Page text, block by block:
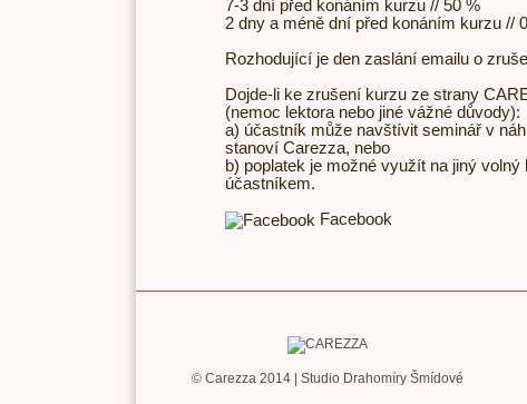
7-3 dní před konáním kurzu // 50 %
2 dny a méně dní před konáním kurzu //
Rozhodující je den zaslání emailu o
Dojde-li ke zrušení kurzu ze strany
(nemoc lektora nebo jiné vážné důvody):
a) účastník může navštívit seminář v
stanoví Carezza, nebo
b) poplatek je možné využít na jiný volný
účastníkem.
Facebook
© Carezza 2014 | Studio Drahomíry Šmídové